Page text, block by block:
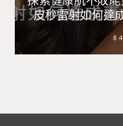
皮秒雷射如何達
8